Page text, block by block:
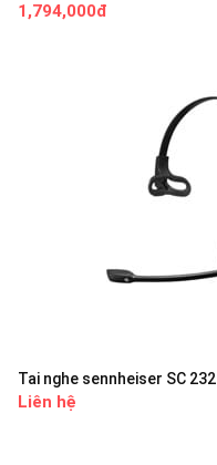
1,794,000đ
Tai nghe sennheiser SC 232
Liên hệ